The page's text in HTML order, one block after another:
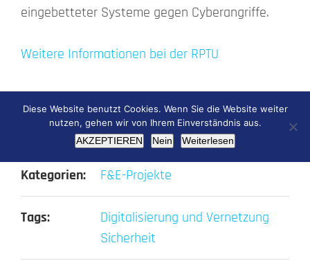
eingebetteter Systeme gegen Cyberangriffe.
Weitere Informationen bei der RPTU
Projekt Details
Kategorien: F&E-Projekte
Tags:
Digitalisierung und Vernetzung
Sicherheit
Diese Website benutzt Cookies. Wenn Sie die Website weiter
nutzen, gehen wir von Ihrem Einverständnis aus.
AKZEPTIEREN
Nein Weiterlesen